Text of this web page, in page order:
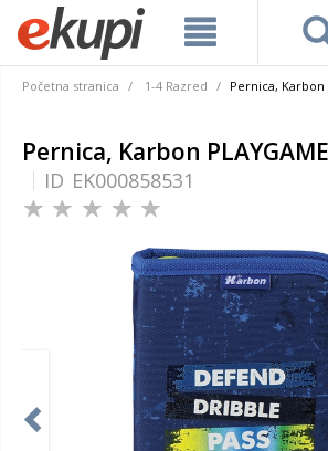
Početna stranica 1-4 Razred Pernica, Karbon
Pernica, Karbon
ID EK000858531